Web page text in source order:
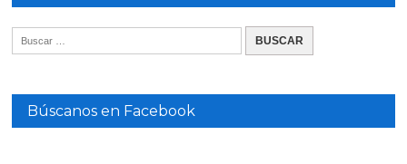
Búscanos en Facebook